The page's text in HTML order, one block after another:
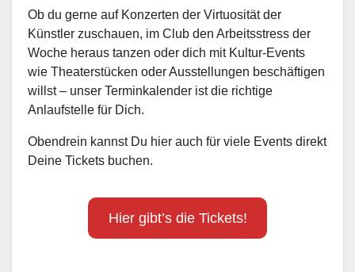
Ob du gerne auf Konzerten der Virtuosität der
Künstler zuschauen, im Club den Arbeitsstress der
Woche heraus tanzen oder dich mit Kultur-Events
wie Theaterstücken oder Ausstellungen beschäftigen
willst – unser Terminkalender ist die richtige
Anlaufstelle für Dich.
Obendrein kannst Du hier auch für viele Events direkt
Deine Tickets buchen.
Hier gibt’s die Tickets!